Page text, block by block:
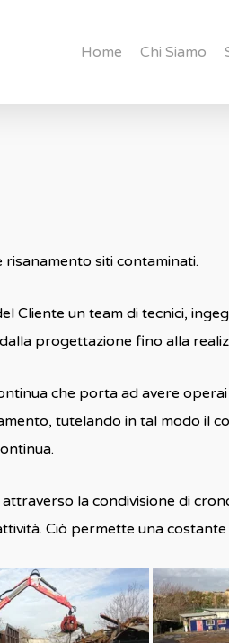
Home Chi Siamo
siti contaminati.
Cliente un team di tecnici,
progettazione fino alla
che porta ad avere
tutelando in tal modo il
la condivisione di
Ciò permette una